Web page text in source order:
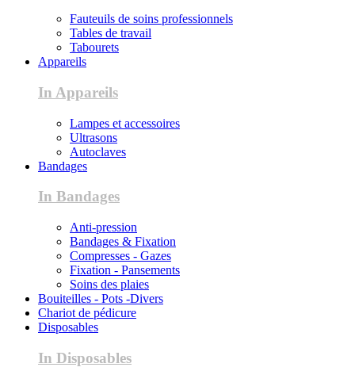
Fauteuils de soins professionnels
Tables de travail
Tabourets
Appareils
In Appareils
Lampes et accessoires
Ultrasons
Autoclaves
Bandages
In Bandages
Anti-pression
Bandages & Fixation
Compresses - Gazes
Fixation - Pansements
Soins des plaies
Bouiteilles - Pots -Divers
Chariot de pédicure
Disposables
In Disposables